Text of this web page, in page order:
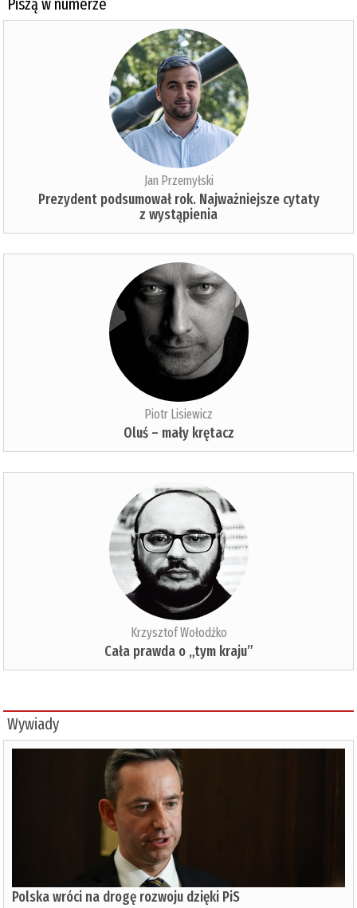
Piszą w numerze
Jan Przemyłski
Prezydent podsumował rok. Najważniejsze cytaty
z wystąpienia
Piotr Lisiewicz
Oluś – mały krętacz
Krzysztof Wołodźko
Cała prawda o „tym kraju”
Wywiady
Polska wróci na drogę rozwoju dzięki PiS